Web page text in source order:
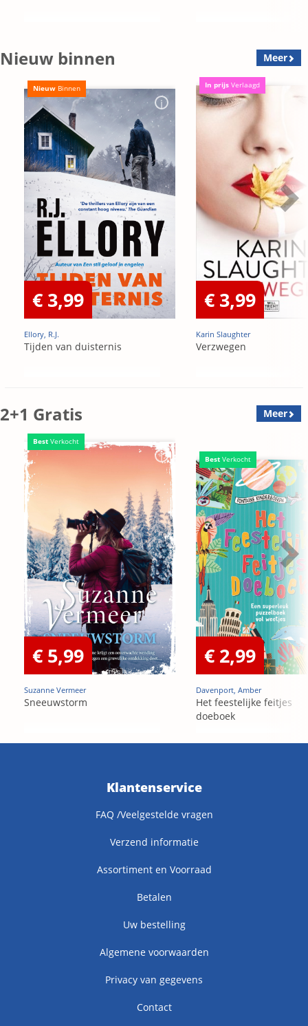
Nieuw binnen Meer
Nieuw Binnen
€ 3,99
Ellory, R.J.
Tijden van duisternis
In prijs Verlaagd
€ 3,99
Karin Slaughter
Verzwegen
2+1 Gratis Meer
Best Verkocht
€ 5,99
Suzanne Vermeer
Sneeuwstorm
Best Verkocht
€ 2,99
Davenport, Amber
Het feestelijke feitjes
doeboek
Klantenservice
FAQ /Veelgestelde vragen
Verzend informatie
Assortiment en Voorraad
Betalen
Uw bestelling
Algemene voorwaarden
Privacy van gegevens
Contact